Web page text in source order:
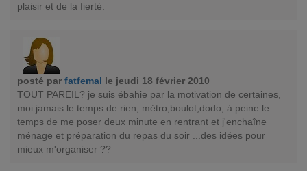
plaisir et de la fierté.
posté par fatfemal le jeudi 18 février 2010
TOUT PAREIL? je suis ébahie par la motivation de certaines,
moi jamais le temps de rien, métro,boulot,dodo, à peine le
temps de me poser deux minute en rentrant et j'enchaîne
ménage et préparation du repas du soir ...des idées pour
mieux m'organiser ??